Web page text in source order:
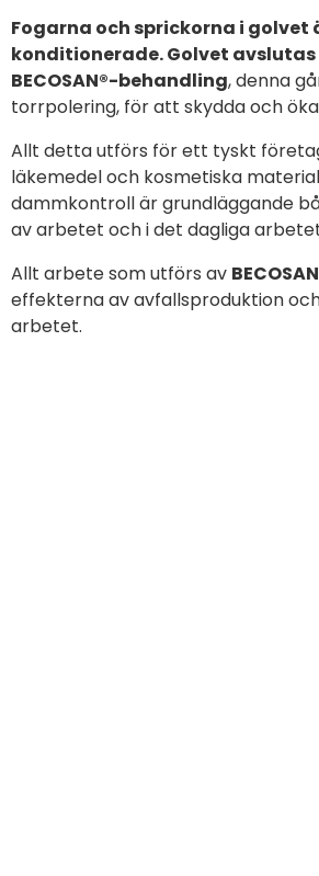
Fogarna och sprickorna i golvet
konditionerade. Golvet avslutas
BECOSAN®-behandling, denna
torrpolering, för att skydda och
Allt detta utförs för ett tyskt
läkemedel och kosmetiska
dammkontroll är grundläggande
av arbetet och i det dagliga
Allt arbete som utförs av
effekterna av avfallsproduktion
arbetet.